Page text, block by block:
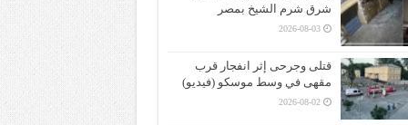
شرق شرم الشيخ بمصر
2026-08-03
قتلى وجرحى إثر انفجار قرب
مقهى في وسط موسكو (فيديو)
2026-08-02